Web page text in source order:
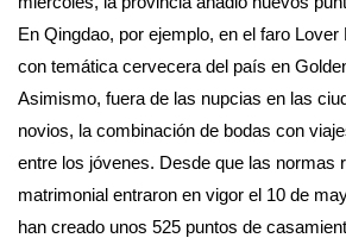
En Qingdao, por ejemplo, en el faro
con temática cervecera del país en
Asimismo, fuera de las nupcias en las
novios, la combinación de bodas con
entre los jóvenes. Desde que las normas
matrimonial entraron en vigor el 10 de
han creado unos 525 puntos de